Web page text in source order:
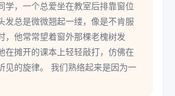
学，一个总爱坐在教室后排靠窗位
发总是微微翘起一缕，像是不肯服
，他常常望着窗外那棵老槐树发
在摊开的课本上轻轻敲打，仿佛在
见的旋律。 我们熟络起来是因为一